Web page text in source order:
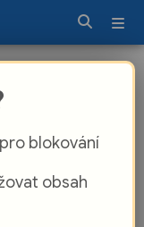
i
blokování
obsah